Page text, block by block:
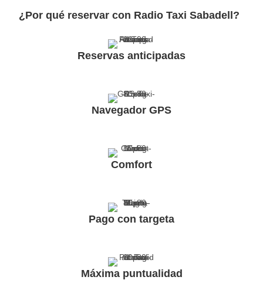
¿Por qué reservar con Radio Taxi Sabadell?
Reservas anticipadas
Navegador GPS
Comfort
Pago con targeta
Máxima puntualidad